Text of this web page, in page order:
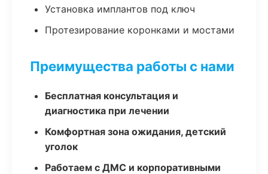
Установка имплантов под ключ
Протезирование коронками и мостами
Преимущества работы с нами
Бесплатная консультация и
диагностика при лечении
Комфортная зона ожидания, детский
уголок
Работаем с ДМС и корпоративными